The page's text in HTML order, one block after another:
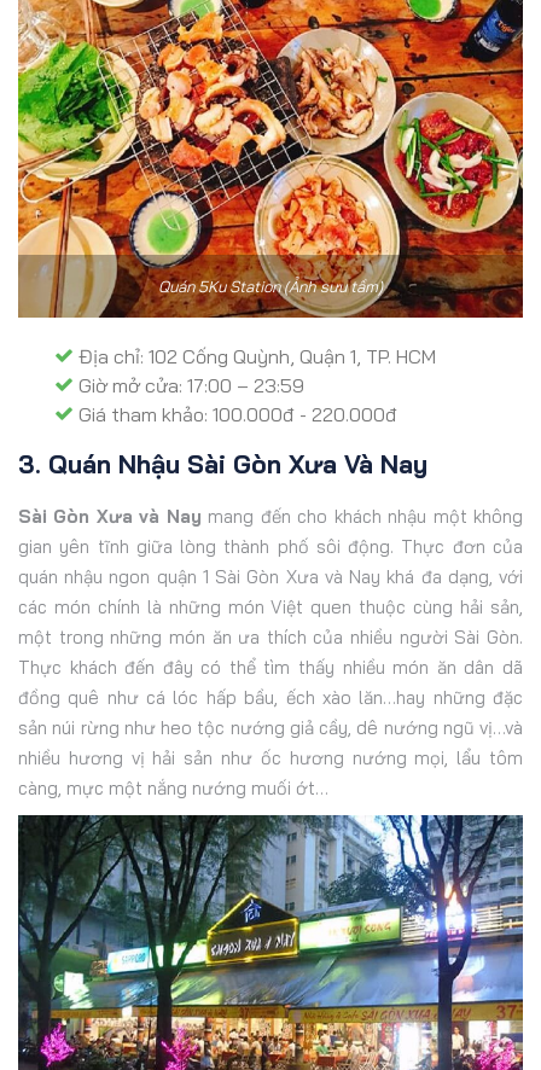
Quán 5Ku Station (Ảnh sưu tầm)
Địa chỉ: 102 Cống Quỳnh, Quận 1, TP. HCM
Giờ mở cửa: 17:00 – 23:59
Giá tham khảo: 100.000đ - 220.000đ
3. Quán Nhậu Sài Gòn Xưa Và Nay
Sài Gòn Xưa và Nay mang đến cho khách nhậu một không
gian yên tĩnh giữa lòng thành phố sôi động. Thực đơn của
quán nhậu ngon quận 1 Sài Gòn Xưa và Nay khá đa dạng, với
các món chính là những món Việt quen thuộc cùng hải sản,
một trong những món ăn ưa thích của nhiều người Sài Gòn.
Thực khách đến đây có thể tìm thấy nhiều món ăn dân dã
đồng quê như cá lóc hấp bầu, ếch xào lăn…hay những đặc
sản núi rừng như heo tộc nướng giả cầy, dê nướng ngũ vị…và
nhiều hương vị hải sản như ốc hương nướng mọi, lẩu tôm
càng, mực một nắng nướng muối ớt…